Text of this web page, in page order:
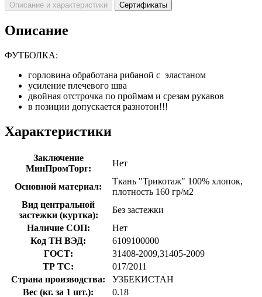
Описание и характеристики Сертификаты
Описание
ФУТБОЛКА:
горловина обработана рибаной с эластаном
усиление плечевого шва
двойная отстрочка по проймам и срезам рукавов
в позиции допускается разнотон!!!
Характеристики
Заключение
МинПромТорг:
Нет
Основной материал:
Ткань "Трикотаж" 100% хлопок,
плотность 160 гр/м2
Вид центральной
застежки (куртка):
Без застежки
Наличие СОП:
Нет
Код ТН ВЭД:
6109100000
ГОСТ:
31408-2009,31405-2009
ТР ТС:
017/2011
Страна производства:
УЗБЕКИСТАН
Вес (кг. за 1 шт.):
0.18